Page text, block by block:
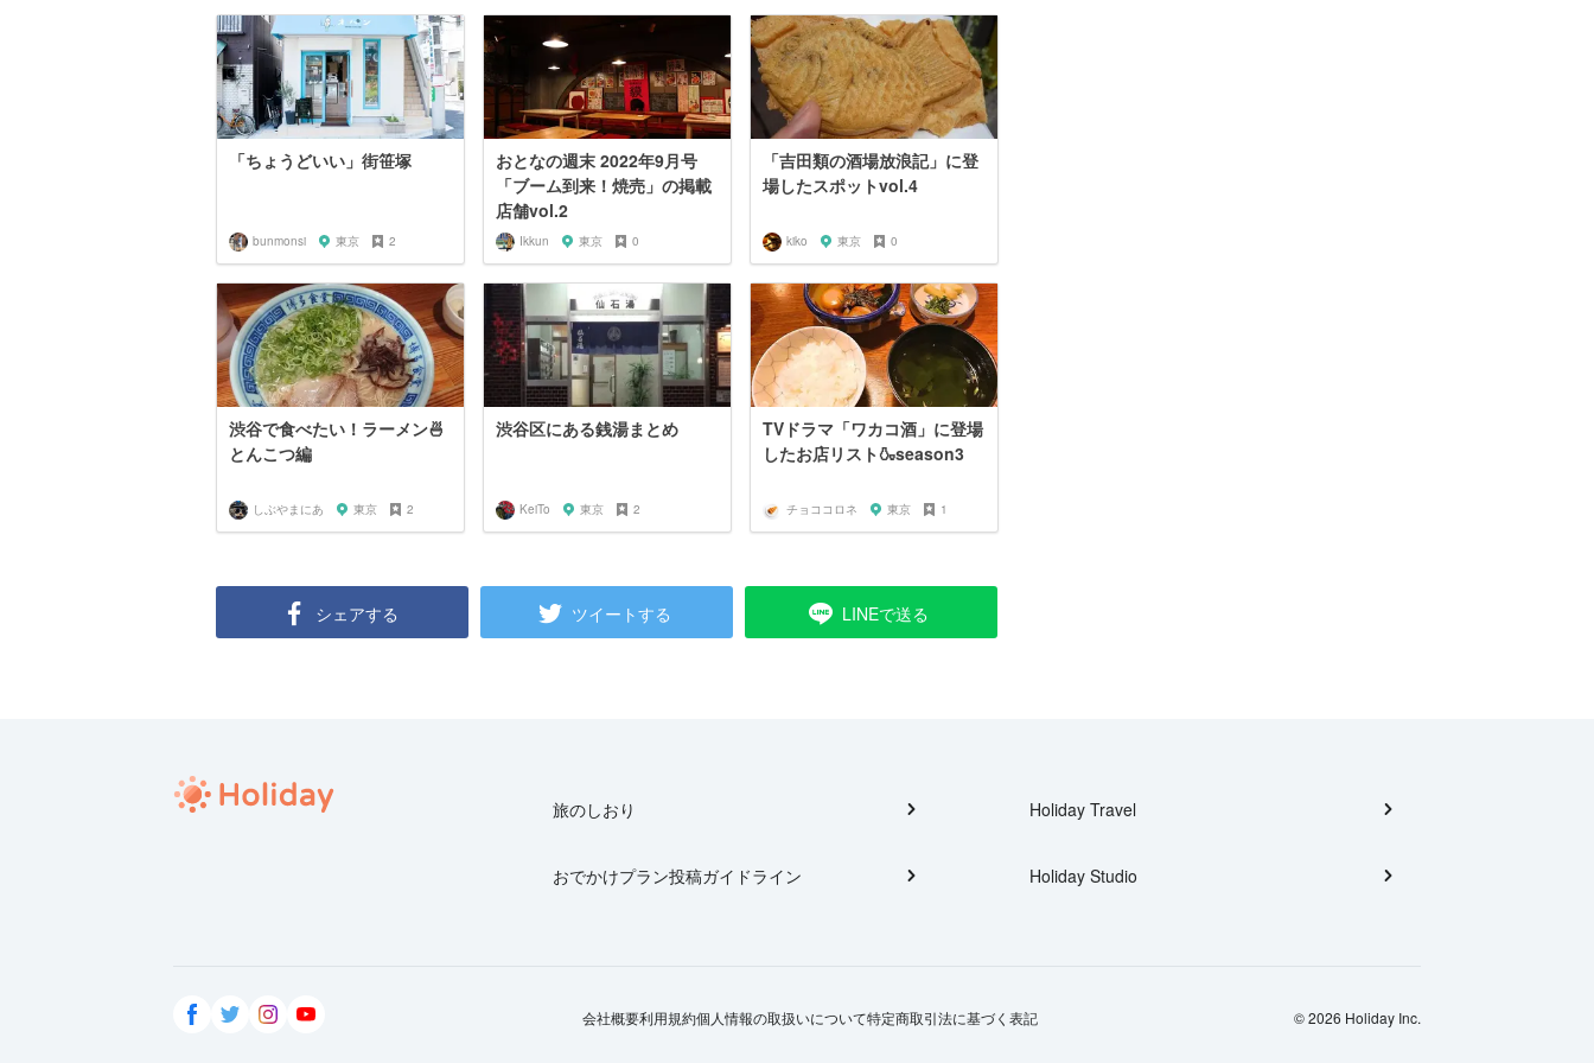
「ちょうどいい」街笹塚
bunmonsi 東京 2
おとなの週末 2022年9月号
「ブーム到来！焼売」の掲載
店舗vol.2
Ikkun 東京 0
「吉田類の酒場放浪記」に登
場したスポットvol.4
kiko 東京 0
渋谷で食べたい！ラーメン🍜
とんこつ編
しぶやまにあ 東京 2
渋谷区にある銭湯まとめ
KeiTo 東京 2
TVドラマ「ワカコ酒」に登場
したお店リスト🍶season3
チョココロネ 東京 1
シェアする ツイートする LINEで送る
旅のしおり
おでかけプラン投稿ガイドライン
Holiday Travel
Holiday Studio
会社概要利用規約個人情報の取扱いについて特定商取引法に基づく表記 © 2026 Holiday Inc.